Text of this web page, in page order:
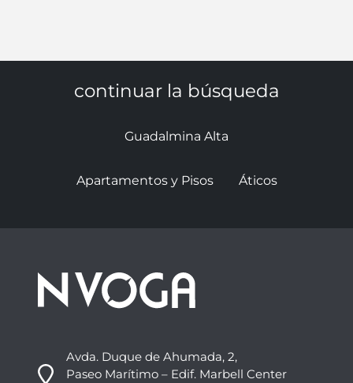
continuar la búsqueda
Guadalmina Alta
Apartamentos y Pisos Áticos
Avda. Duque de Ahumada, 2,
Paseo Marítimo – Edif. Marbell Center